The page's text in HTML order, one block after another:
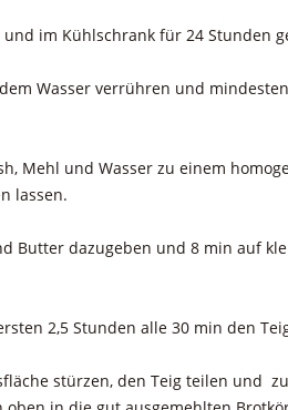
im Kühlschrank für 24 Stunden
Wasser verrühren und
Mehl und Wasser zu einem
lassen.
Butter dazugeben und 8 min auf
2,5 Stunden alle 30 min den
stürzen, den Teig teilen und